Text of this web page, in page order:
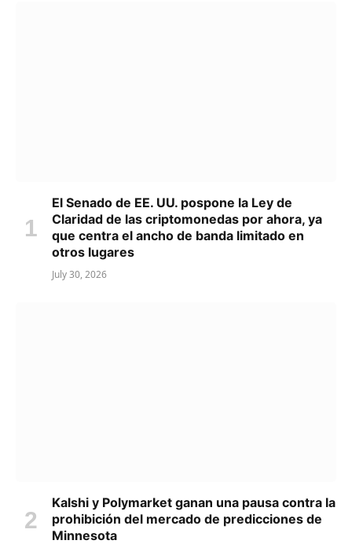
El Senado de EE. UU. pospone la Ley de
Claridad de las criptomonedas por ahora, ya
que centra el ancho de banda limitado en
otros lugares
July 30, 2026
Kalshi y Polymarket ganan una pausa contra la
prohibición del mercado de predicciones de
Minnesota